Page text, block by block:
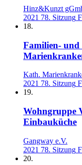
Hinz&Kunzt
2021 78. Sitzung
18.
Familien-
Kath.
2021 78. Sitzung
19.
Wohngruppe
Einbauküche
Gangway e.V.
2021 78. Sitzung
20.